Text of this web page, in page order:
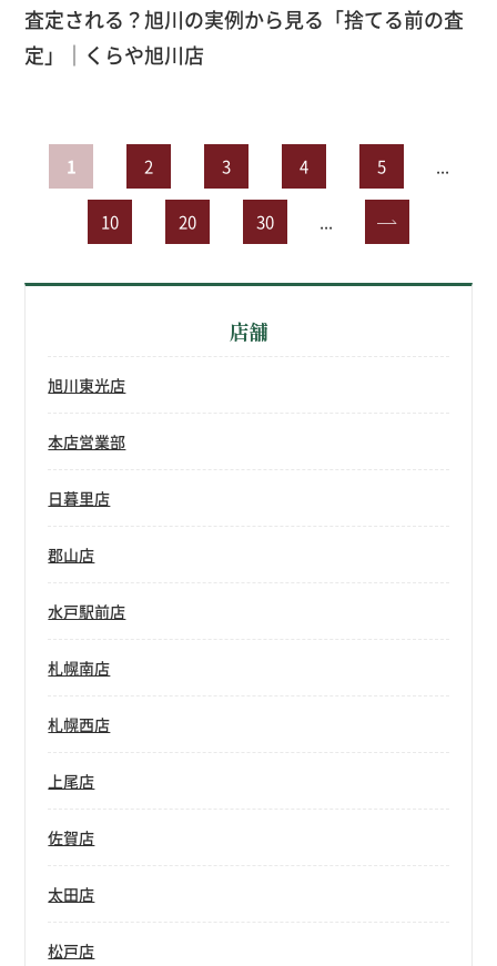
査定される？旭川の実例から見る「捨てる前の査
定」｜くらや旭川店
1 2 3 4 5 ...
10 20 30 ... »
店舗
旭川東光店
本店営業部
日暮里店
郡山店
水戸駅前店
札幌南店
札幌西店
上尾店
佐賀店
太田店
松戸店